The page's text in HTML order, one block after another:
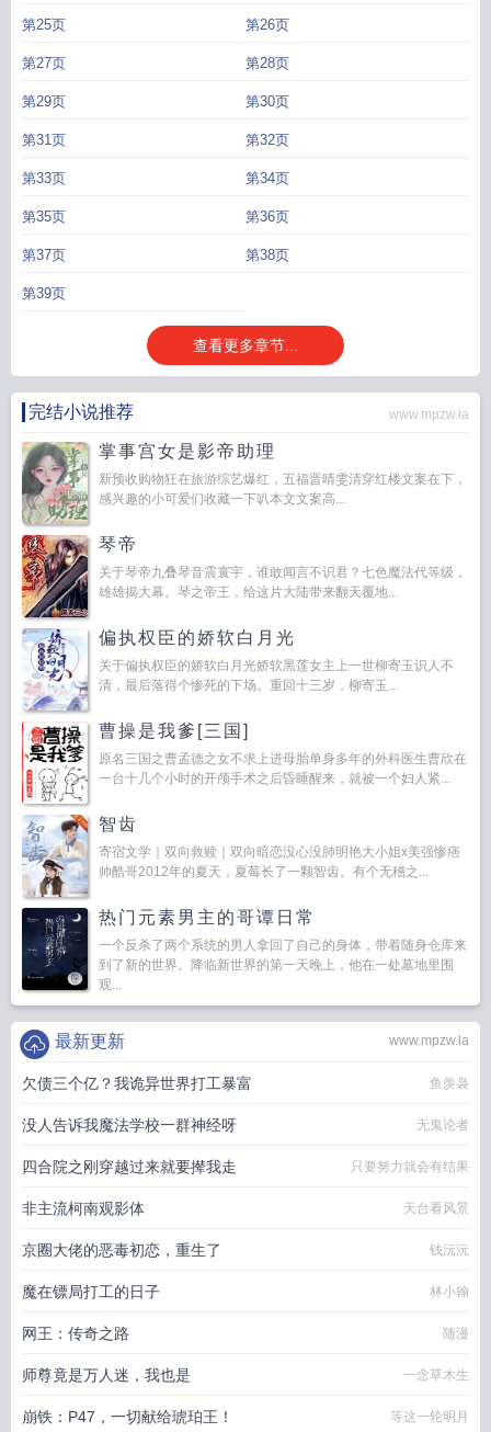
第25页 第26页
第27页 第28页
第29页 第30页
第31页 第32页
第33页 第34页
第35页 第36页
第37页 第38页
第39页
查看更多章节...
完结小说推荐 www.mpzw.la
掌事宫女是影帝助理
新预收购物狂在旅游综艺爆红，五福晋晴雯清穿红楼文案在下，
感兴趣的小可爱们收藏一下叭本文文案高...
琴帝
关于琴帝九叠琴音震寰宇，谁敢闻言不识君？七色魔法代等级，
雄雄揭大幕。琴之帝王，给这片大陆带来翻天覆地...
偏执权臣的娇软白月光
关于偏执权臣的娇软白月光娇软黑莲女主上一世柳寄玉识人不
清，最后落得个惨死的下场。重回十三岁，柳寄玉...
曹操是我爹[三国]
原名三国之曹孟德之女不求上进母胎单身多年的外科医生曹欣在
一台十几个小时的开颅手术之后昏睡醒来，就被一个妇人紧...
智齿
寄宿文学｜双向救赎｜双向暗恋没心没肺明艳大小姐x美强惨痞
帅酷哥2012年的夏天，夏莓长了一颗智齿。有个无稽之...
热门元素男主的哥谭日常
一个反杀了两个系统的男人拿回了自己的身体，带着随身仓库来
到了新的世界。降临新世界的第一天晚上，他在一处墓地里围
观...
www.mpzw.la
最新更新
欠债三个亿？我诡异世界打工暴富 鱼羡袅
没人告诉我魔法学校一群神经呀 无鬼论者
四合院之刚穿越过来就要撵我走 只要努力就会有结果
非主流柯南观影体 天台看风景
京圈大佬的恶毒初恋，重生了 钱沅沅
魔在镖局打工的日子 林小翰
网王：传奇之路 随漫
师尊竟是万人迷，我也是 一念草木生
崩铁：P47，一切献给琥珀王！ 等这一轮明月